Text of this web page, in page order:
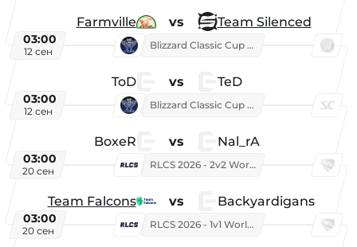
Farmville vs Team Silenced
03:00
12 сен
Blizzard Classic Cup 2026
ToD vs TeD
03:00
12 сен
Blizzard Classic Cup 2026
BoxeR vs Nal_rA
03:00
20 сен
RLCS 2026 - 2v2 World Championship
Team Falcons vs Backyardigans
03:00
20 сен
RLCS 2026 - 1v1 World Championship